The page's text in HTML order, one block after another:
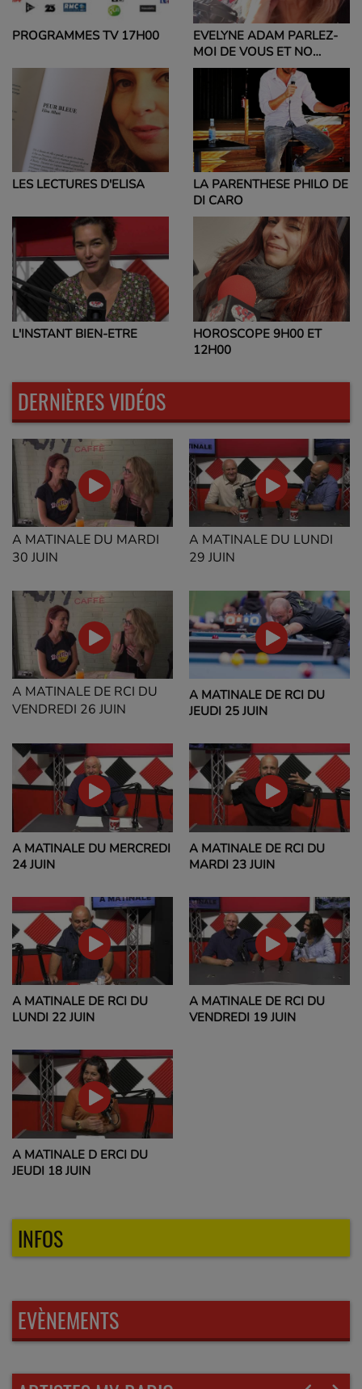
PROGRAMMES TV 17H00
EVELYNE ADAM PARLEZ-
MOI DE VOUS ET NO
POLITIC
LES LECTURES D'ELISA
LA PARENTHESE PHILO DE
DI CARO
L'INSTANT BIEN-ETRE
HOROSCOPE 9H00 ET
12H00
DERNIÈRES VIDÉOS
A MATINALE DU MARDI
30 JUIN
A MATINALE DU LUNDI
29 JUIN
A MATINALE DE RCI DU
VENDREDI 26 JUIN
A MATINALE DE RCI DU
JEUDI 25 JUIN
A MATINALE DU MERCREDI
24 JUIN
A MATINALE DE RCI DU
MARDI 23 JUIN
A MATINALE DE RCI DU
LUNDI 22 JUIN
A MATINALE DE RCI DU
VENDREDI 19 JUIN
A MATINALE D ERCI DU
JEUDI 18 JUIN
INFOS
EVÈNEMENTS